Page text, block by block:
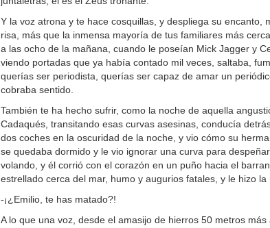
Y la voz atrona y te hace cosquillas, y despliega su encanto,
risa, más que la inmensa mayoría de tus familiares más
a las ocho de la mañana, cuando le poseían Mick Jagger y
viendo portadas que ya había contado mil veces, saltaba,
querías ser periodista, querías ser capaz de amar un
cobraba sentido.
También te ha hecho sufrir, como la noche de aquella
Cadaqués, transitando esas curvas asesinas, conducía
dos coches en la oscuridad de la noche, y vio cómo su
se quedaba dormido y le vio ignorar una curva para
volando, y él corrió con el corazón en un puño hacia el
estrellado cerca del mar, humo y augurios fatales, y le hizo
-¡¿Emilio, te has matado?!
A lo que una voz, desde el amasijo de hierros 50 metros